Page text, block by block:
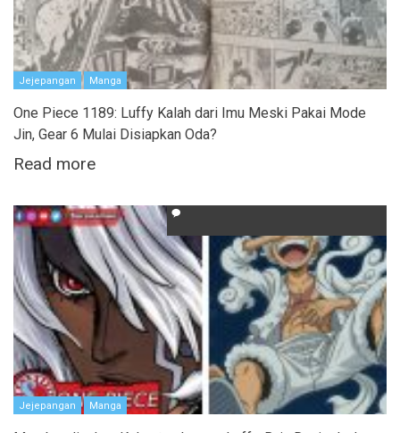
Jejepangan Manga
One Piece 1189: Luffy Kalah dari Imu Meski Pakai Mode
Jin, Gear 6 Mulai Disiapkan Oda?
Read more
Jejepangan Manga